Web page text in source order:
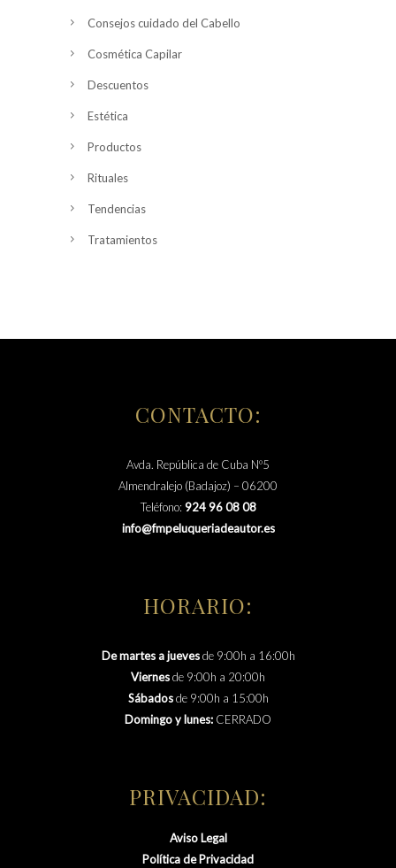
Consejos cuidado del Cabello
Cosmética Capilar
Descuentos
Estética
Productos
Rituales
Tendencias
Tratamientos
CONTACTO:
Avda. República de Cuba Nº5
Almendralejo (Badajoz) – 06200
Teléfono: 924 96 08 08
info@fmpeluqueriadeautor.es
HORARIO:
De martes a juevesde 9:00h a 16:00h
Viernesde 9:00h a 20:00h
Sábadosde 9:00h a 15:00h
Domingo y lunes: CERRADO
PRIVACIDAD:
Aviso Legal
Política de Privacidad